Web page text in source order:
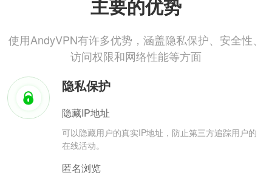
主要的优势
使用AndyVPN有许多优势，涵盖隐私保护、安全性、
访问权限和网络性能等方面
隐私保护
隐藏IP地址
可以隐藏用户的真实IP地址，防止第三方追踪用户的
在线活动。
匿名浏览